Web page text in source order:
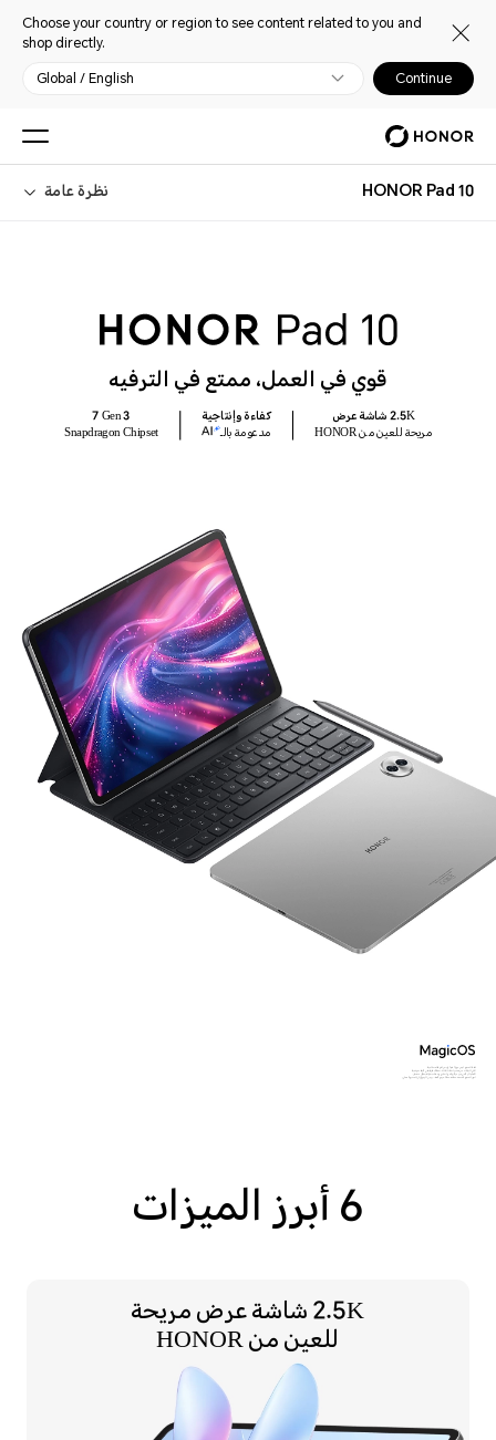
Choose your country or region to see content related to you and
shop directly.
Global / English Continue
HONOR Pad 10 نظرة عامة
قوي في العمل، ممتع في الترفيه
2.5K شاشة عرض
مريحة للعين من HONOR
كفاءة وإنتاجية
مدعومة بالـ
7 Gen 3
Snapdragon Chipset
*هذا المنتج ليس جهازاً طبياً وليس له وظائف علاجية.
*تأتي البيانات من مختبرات HONOR، سعة البطارية هي قيمة نموذجية.
*القلم الرقمي غير مرفق كجزء أساسي ويتطلب شرائه بشكل منفصل.
*صور المنتج المُستخدمة مُقدمة كمرجع فقط، يرجى الرجوع إلى المنتج الفعلي.
6 أبرز الميزات
2.5K شاشة عرض مريحة
للعين من HONOR